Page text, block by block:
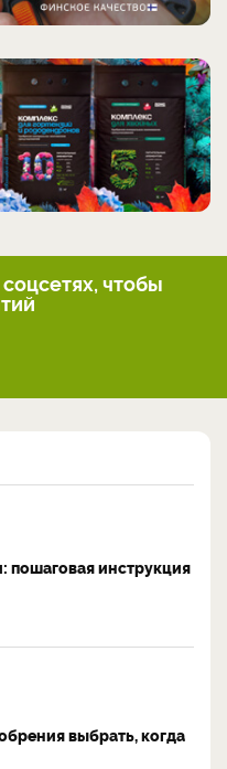
соцсетях, чтобы
пошаговая инструкция
выбрать, когда